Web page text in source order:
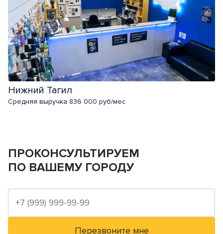
Нижний Тагил
Средняя выручка 836 000 руб/мес
ПРОКОНСУЛЬТИРУЕМ
ПО ВАШЕМУ ГОРОДУ